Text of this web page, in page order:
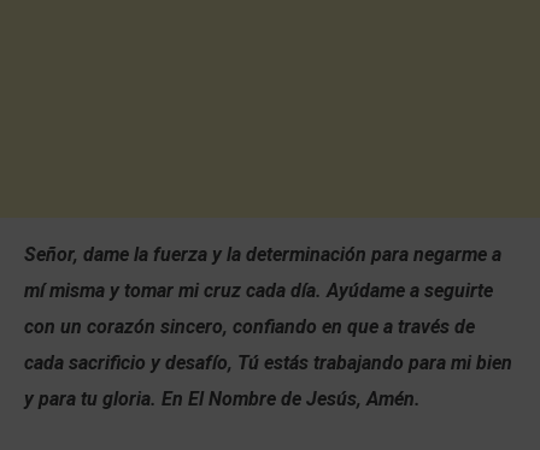
Señor, dame la fuerza y la determinación para negarme a
mí misma y tomar mi cruz cada día. Ayúdame a seguirte
con un corazón sincero, confiando en que a través de
cada sacrificio y desafío, Tú estás trabajando para mi bien
y para tu gloria. En El Nombre de Jesús, Amén.